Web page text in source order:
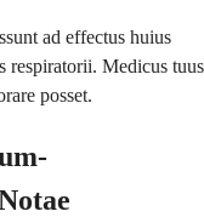
ad effectus huius
respiratorii. Medicus tuus
posset.